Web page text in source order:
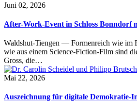
Juni 02, 2026
After-Work-Event in Schloss Bonndorf
Waldshut-Tiengen — Formenreich wie im
wie aus einem Science-Fiction-Film sind
Gross, die…
Mai 22, 2026
Auszeichnung für digitale Demokratie-